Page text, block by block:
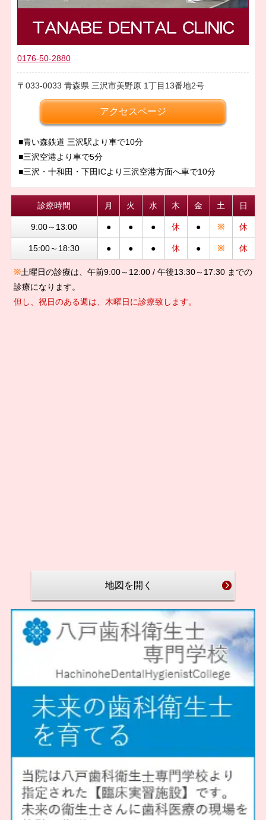
0176-50-2880
033-0033 青森県 三沢市美野原 1丁目13番地2号
アクセスページ
■青い森鉄道 三沢駅より車で10分
■三沢空港より車で5分
■三沢・十和田・下田ICより三沢空港方面へ車で10分
診療時間 月 火 水 木 金 土 日
9:00～13:00 ● ● ● 休 ● ※ 休
15:00～18:30 ● ● ● 休 ● ※ 休
※土曜日の診療は、午前9:00～12:00 / 午後13:30～17:30 までの
診療になります。
但し、祝日のある週は、木曜日に診療致します。
地図を開く